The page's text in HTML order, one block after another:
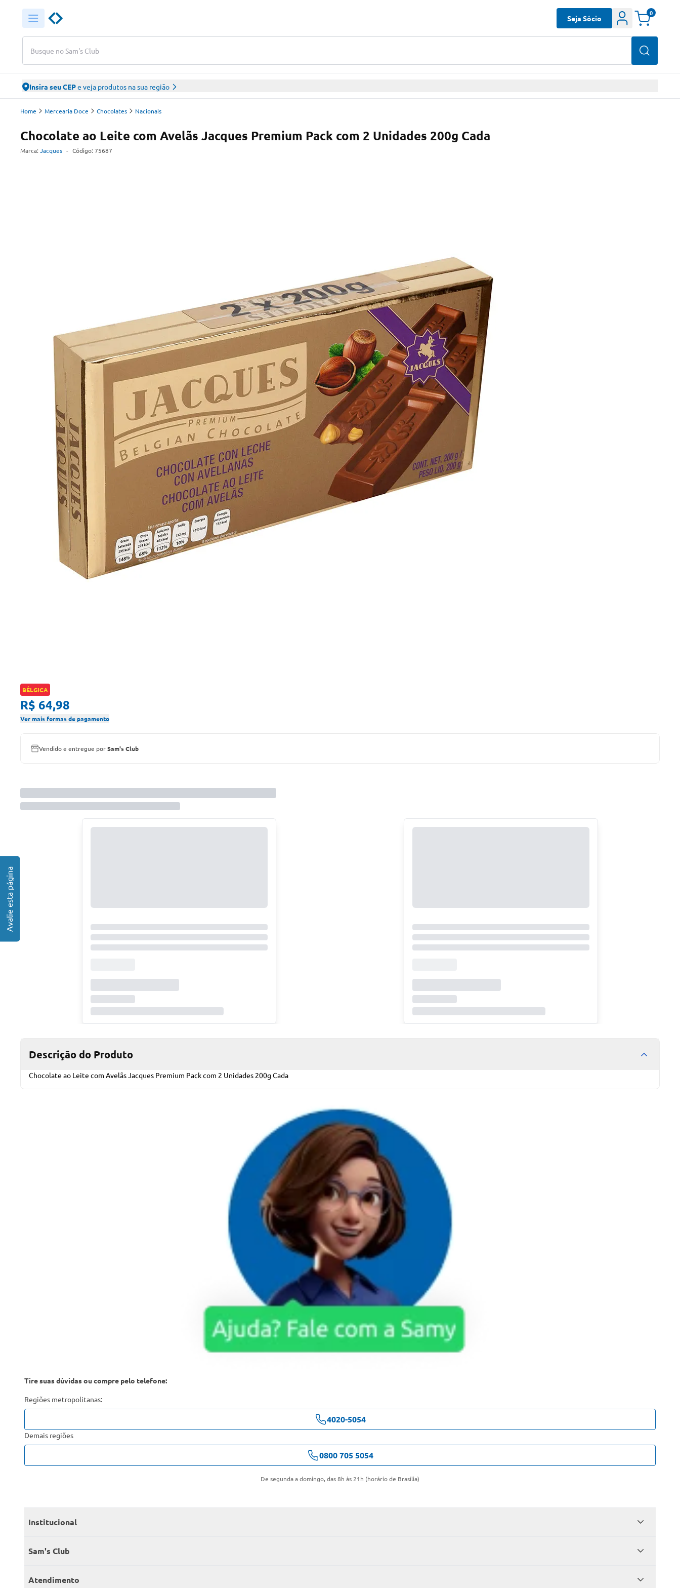
Busque no Sam's Club
Seja Sócio
0
Insira seu CEPe veja produtos na sua região
Home Mercearia Doce Chocolates Nacionais
Chocolate ao Leite com Avelãs Jacques Premium Pack com 2 Unidades 200g Cada
Marca: Jacques - Código: 75687
BÉLGICA
R$ 64,98
Ver mais formas de pagamento
Vendido e entregue porSam's Club
Descrição do Produto
Chocolate ao Leite com Avelãs Jacques Premium Pack com 2 Unidades 200g Cada
Tire suas dúvidas ou compre pelo telefone:
Regiões metropolitanas:
4020-5054
Demais regiões
0800 705 5054
De segunda a domingo, das 8h às 21h (horário de Brasília)
Institucional
Quem somos
Sam's Club
Seja sócio
Atendimento